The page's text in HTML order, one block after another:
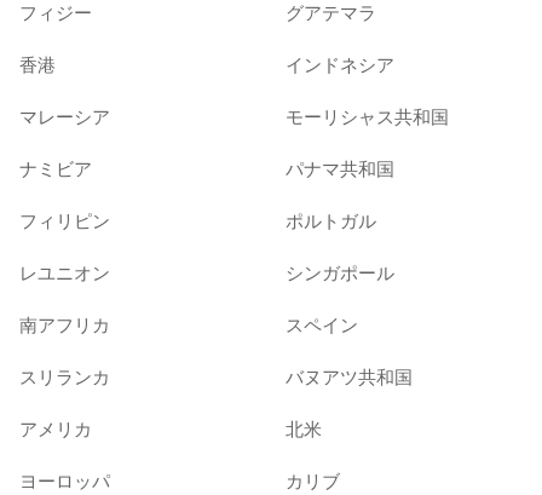
フィジー グアテマラ
香港 インドネシア
マレーシア モーリシャス共和国
ナミビア パナマ共和国
フィリピン ポルトガル
レユニオン シンガポール
南アフリカ スペイン
スリランカ バヌアツ共和国
アメリカ 北米
ヨーロッパ カリブ